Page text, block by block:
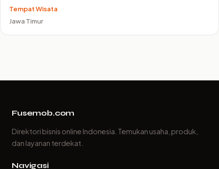
Tempat Wisata
Jawa Timur
Fusemob.com
Direktori bisnis online Indonesia. Temukan usaha, produk,
dan layanan terdekat.
Navigasi